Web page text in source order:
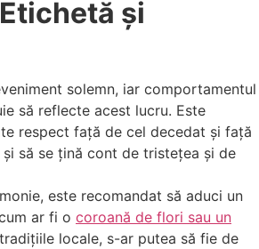
și
solemn, iar comportamentul
să reflecte acest lucru. Este
respect față de cel decedat și față
să se țină cont de tristețea și de
este recomandat să aduci un
ar fi o coroană de flori sau un
locale, s-ar putea să fie de